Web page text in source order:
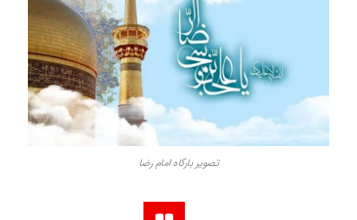
تصویر بارگاه امام رضا